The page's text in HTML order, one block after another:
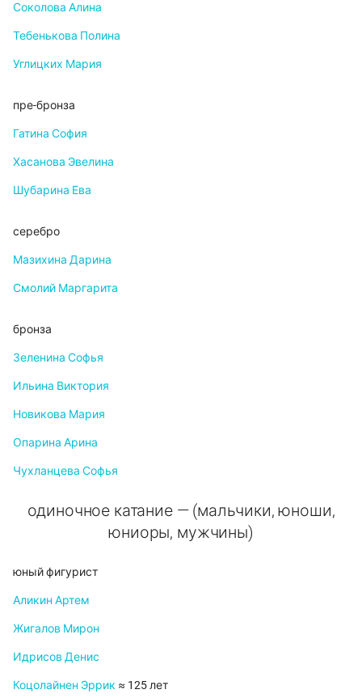
Соколова Алина
Тебенькова Полина
Углицких Мария
пре-бронза
Гатина София
Хасанова Эвелина
Шубарина Ева
серебро
Мазихина Дарина
Смолий Маргарита
бронза
Зеленина Софья
Ильина Виктория
Новикова Мария
Опарина Арина
Чухланцева Софья
одиночное катание — (мальчики, юноши,
юниоры, мужчины)
юный фигурист
Аликин Артем
Жигалов Мирон
Идрисов Денис
Коцолайнен Эррик ≈ 125 лет